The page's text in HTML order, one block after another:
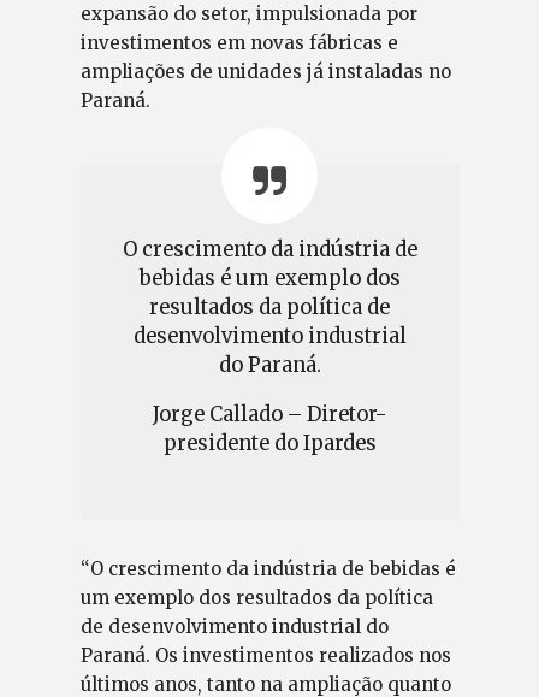
expansão do setor, impulsionada por
investimentos em novas fábricas e
ampliações de unidades já instaladas no
Paraná.
O crescimento da indústria de
bebidas é um exemplo dos
resultados da política de
desenvolvimento industrial
do Paraná.
Jorge Callado – Diretor-
presidente do Ipardes
“O crescimento da indústria de bebidas é
um exemplo dos resultados da política
de desenvolvimento industrial do
Paraná. Os investimentos realizados nos
últimos anos, tanto na ampliação quanto